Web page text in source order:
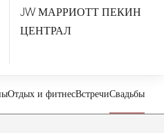
JW МАРРИОТТ ПЕКИН
ЦЕНТРАЛ
Отдых и фитнесВстречиСвадьбы